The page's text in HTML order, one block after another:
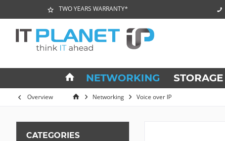
TWO YEARS WARRANTY*
NETWORKING STORAGE
Overview Networking Voice over IP
CATEGORIES